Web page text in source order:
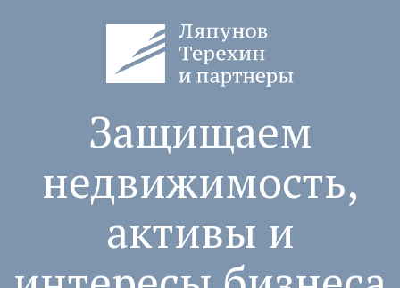
Защищаем
недвижимость,
активы и
интересы бизнеса
Закажите услугу или
получите консультацию